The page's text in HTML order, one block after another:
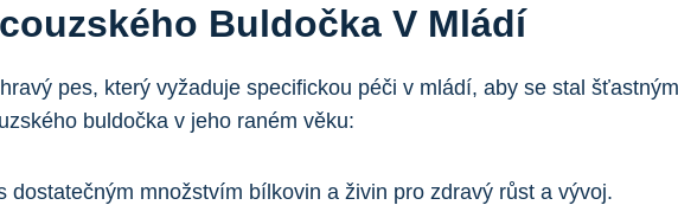
Buldočka V Mládí
⁢pes, který vyžaduje‍ specifickou péči‌ v mládí,⁢ aby se stal
buldočka v jeho raném věku:
dostatečným množstvím bílkovin a živin pro zdravý růst a vývoj.